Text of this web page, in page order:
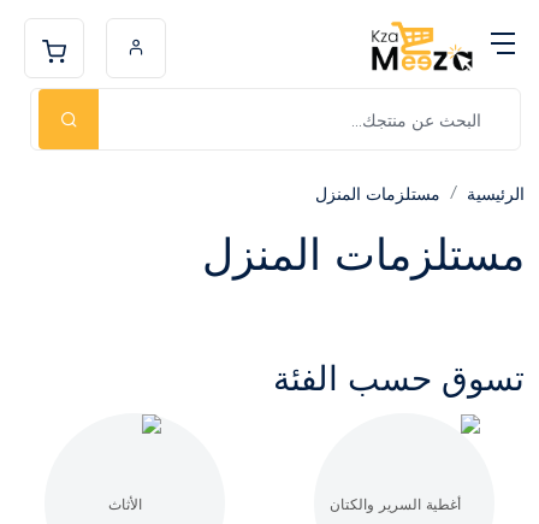
الرئيسية مستلزمات المنزل
مستلزمات المنزل
تسوق حسب الفئة